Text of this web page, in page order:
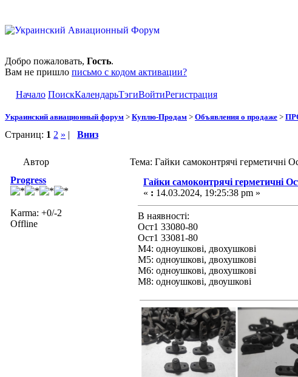
Добро пожаловать, Гость.
Вам не пришло письмо с кодом активации?
Начало ПоискКалендарьТэгиВойтиРегистрация
Украинский авиационный форум > Куплю-Продам > Объявления о продаже >
Страниц: 1 2 » | Вниз
Автор
Тема: Гайки самоконтрячі герметичні
Progress
Karma: +0/-2
Offline
Гайки самоконтрячі герметичні
« : 14.03.2024, 19:25:38 pm »
В наявності:
Ост1 33080-80
Ост1 33081-80
М4: одноушкові, двохушкові
М5: одноушкові, двохушкові
М6: одноушкові, двохушкові
М8: одноушкові, двоушкові